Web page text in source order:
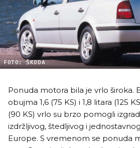
FOTO: ŠKODA
Ponuda motora bila je vrlo široka.
obujma 1,6 (75 KS) i 1,8 litara (125
(90 KS) vrlo su brzo pomogli
izdržljivog, štedljivog i
Europe. S vremenom se ponuda